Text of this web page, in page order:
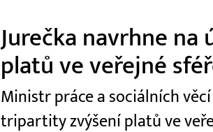
Jurečka navrhne
platů ve veřejné
Ministr práce a sociálních
tripartity zvýšení platů ve